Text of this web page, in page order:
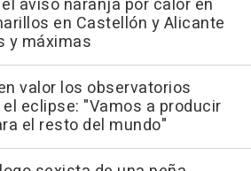
aviso naranja por calor en
en Castellón y Alicante
y máximas
valor los observatorios
eclipse: "Vamos a producir
el resto del mundo"